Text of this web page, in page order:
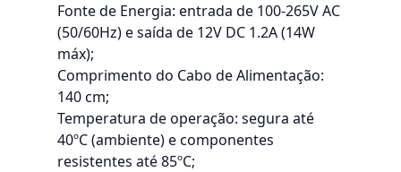
Fonte de Energia: entrada de 100-265V AC
(50/60Hz) e saída de 12V DC 1.2A (14W
máx);
Comprimento do Cabo de Alimentação:
140 cm;
Temperatura de operação: segura até
40ºC (ambiente) e componentes
resistentes até 85ºC;